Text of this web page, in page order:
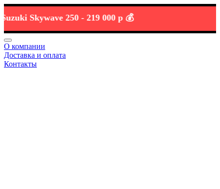
Skywave 250 -219 000 р 💰
О компании
Доставка и оплата
Контакты